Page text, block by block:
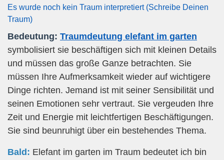
Es wurde noch kein Traum interpretiert (Schreibe Deinen
Traum)
Bedeutung: Traumdeutung elefant im garten
symbolisiert sie beschäftigen sich mit kleinen Details
und müssen das große Ganze betrachten. Sie
müssen Ihre Aufmerksamkeit wieder auf wichtigere
Dinge richten. Jemand ist mit seiner Sensibilität und
seinen Emotionen sehr vertraut. Sie vergeuden Ihre
Zeit und Energie mit leichtfertigen Beschäftigungen.
Sie sind beunruhigt über ein bestehendes Thema.
Bald: Elefant im garten im Traum bedeutet ich bin